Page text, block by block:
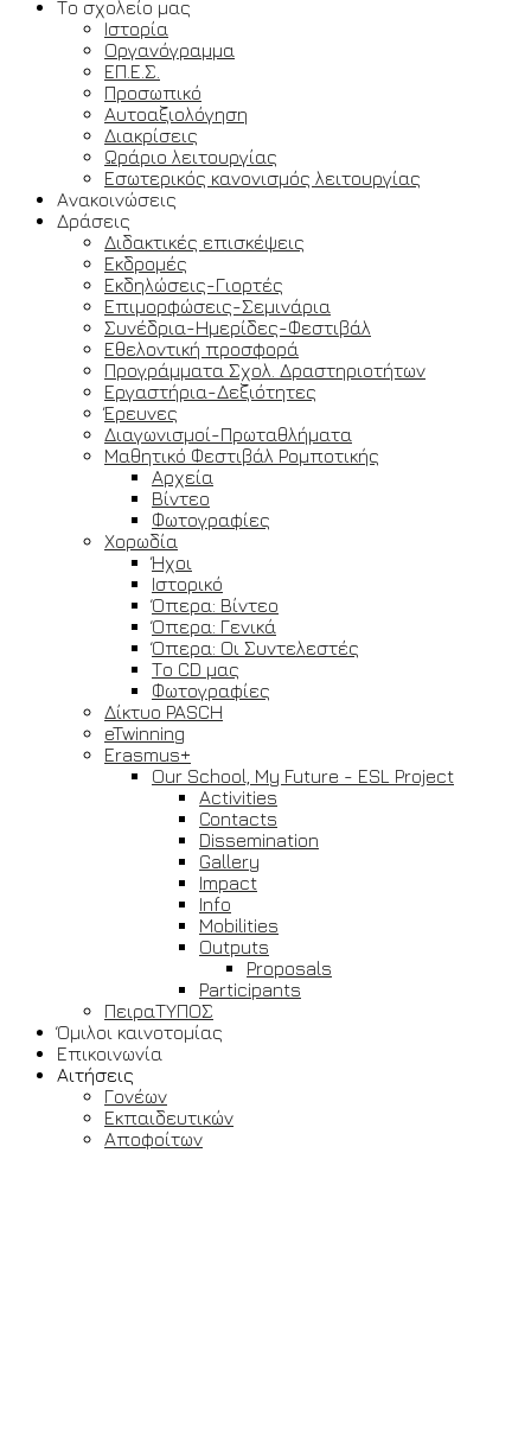
Το σχολείο μας
Ιστορία
Οργανόγραμμα
ΕΠ.Ε.Σ.
Προσωπικό
Αυτοαξιολόγηση
Διακρίσεις
Ωράριο λειτουργίας
Εσωτερικός κανονισμός λειτουργίας
Ανακοινώσεις
Δράσεις
Διδακτικές επισκέψεις
Εκδρομές
Εκδηλώσεις-Γιορτές
Επιμορφώσεις-Σεμινάρια
Συνέδρια-Ημερίδες-Φεστιβάλ
Εθελοντική προσφορά
Προγράμματα Σχολ. Δραστηριοτήτων
Εργαστήρια-Δεξιότητες
Έρευνες
Διαγωνισμοί-Πρωταθλήματα
Μαθητικό Φεστιβάλ Ρομποτικής
Αρχεία
Βίντεο
Φωτογραφίες
Χορωδία
Ήχοι
Ιστορικό
Όπερα: Βίντεο
Όπερα: Γενικά
Όπερα: Οι Συντελεστές
Το CD μας
Φωτογραφίες
Δίκτυο PASCH
eTwinning
Erasmus+
Our School, My Future - ESL Project
Activities
Contacts
Dissemination
Gallery
Impact
Info
Mobilities
Outputs
Proposals
Participants
ΠειραΤΥΠΟΣ
Όμιλοι καινοτομίας
Επικοινωνία
Αιτήσεις
Γονέων
Εκπαιδευτικών
Αποφοίτων